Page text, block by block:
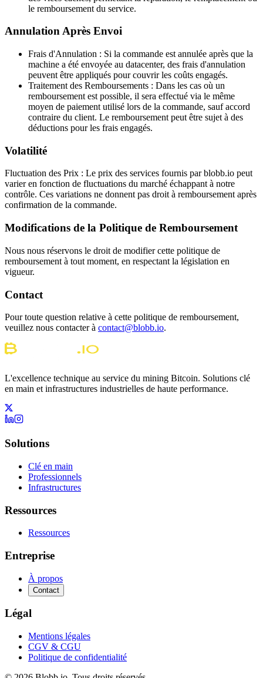
le remboursement du service.
Annulation Après Envoi
Frais d'Annulation : Si la commande est annulée après que la
machine a été envoyée au datacenter, des frais d'annulation
peuvent être appliqués pour couvrir les coûts engagés.
Traitement des Remboursements : Dans les cas où un
remboursement est possible, il sera effectué via le même
moyen de paiement utilisé lors de la commande, sauf accord
contraire du client. Le remboursement peut être sujet à des
déductions pour les frais engagés.
Volatilité
Fluctuation des Prix : Le prix des services fournis par blobb.io peut
varier en fonction de fluctuations du marché échappant à notre
contrôle. Ces variations ne donnent pas droit à remboursement après
confirmation de la commande.
Modifications de la Politique de Remboursement
Nous nous réservons le droit de modifier cette politique de
remboursement à tout moment, en respectant la législation en
vigueur.
Contact
Pour toute question relative à cette politique de remboursement,
veuillez nous contacter à contact@blobb.io.
L'excellence technique au service du mining Bitcoin. Solutions clé
en main et infrastructures industrielles de haute performance.
Solutions
Clé en main
Professionnels
Infrastructures
Ressources
Ressources
Entreprise
À propos
Contact
Légal
Mentions légales
CGV & CGU
Politique de confidentialité